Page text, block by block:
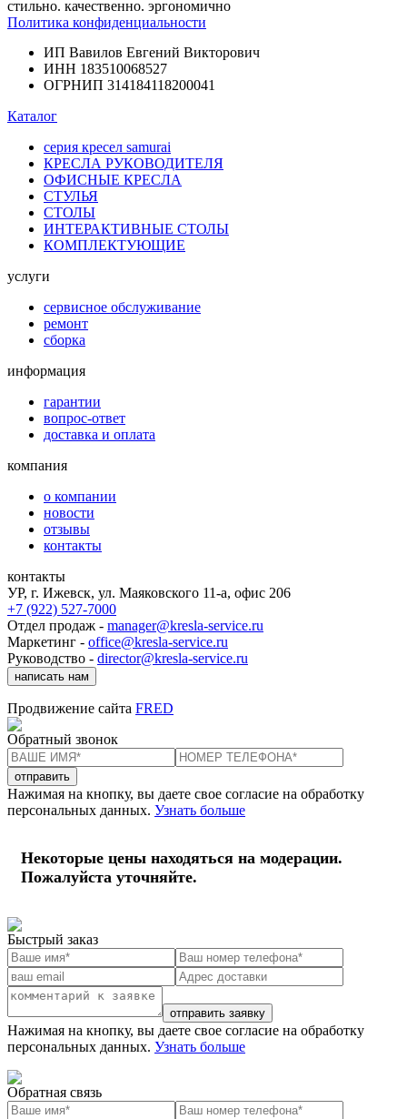
стильно. качественно. эргономично
Политика конфиденциальности
ИП Вавилов Евгений Викторович
ИНН 183510068527
ОГРНИП 314184118200041
Каталог
серия кресел samurai
КРЕСЛА РУКОВОДИТЕЛЯ
ОФИСНЫЕ КРЕСЛА
СТУЛЬЯ
СТОЛЫ
ИНТЕРАКТИВНЫЕ СТОЛЫ
КОМПЛЕКТУЮЩИЕ
услуги
сервисное обслуживание
ремонт
сборка
информация
гарантии
вопрос-ответ
доставка и оплата
компания
о компании
новости
отзывы
контакты
контакты
УР, г. Ижевск, ул. Маяковского 11-а, офис 206
+7 (922) 527-7000
Отдел продаж - manager@kresla-service.ru
Маркетинг - office@kresla-service.ru
Руководство - director@kresla-service.ru
написать нам
Продвижение сайта FRED
Обратный звонок
отправить
Нажимая на кнопку, вы даете свое согласие на обработку
персональных данных. Узнать больше
Некоторые цены находяться на модерации.
Пожалуйста уточняйте.
Быстрый заказ
отправить заявку
Нажимая на кнопку, вы даете свое согласие на обработку
персональных данных. Узнать больше
Обратная связь